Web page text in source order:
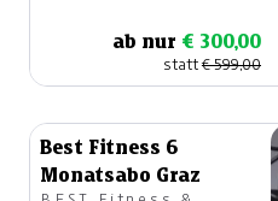
ab nur € 300,00
statt€ 599,00
Best Fitness 6
Monatsabo Graz